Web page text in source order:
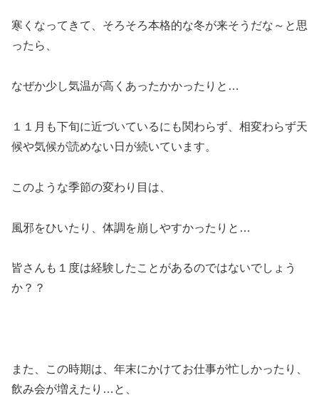
寒くなってきて、そろそろ本格的な冬が来そうだな～と思
ったら、
なぜか少し気温が高くあったかかったりと…
１１月も下旬に近づいているにも関わらず、相変わらず天
候や気候が読めない日が続いています。
このような季節の変わり目は、
風邪をひいたり、体調を崩しやすかったりと…
皆さんも１度は経験したことがあるのではないでしょう
か？？
また、この時期は、年末にかけてお仕事が忙しかったり、
飲み会が増えたり…と、